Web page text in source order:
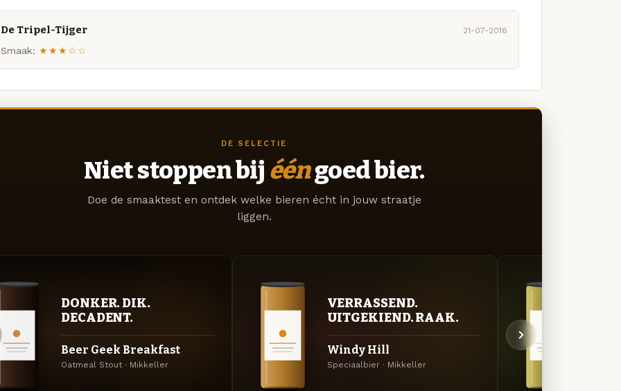
De Tripel-Tijger 21-07-2016
Smaak: ★★★☆☆
DE SELECTIE
Niet stoppen bij ééngoed bier.
Doe de smaaktest en ontdek welke bieren écht in jouw straatje
liggen.
DONKER. DIK.
DECADENT.
Beer Geek Breakfast
Oatmeal Stout · Mikkeller
VERRASSEND.
UITGEKIEND. RAAK.
Windy Hill
Speciaalbier · Mikkeller